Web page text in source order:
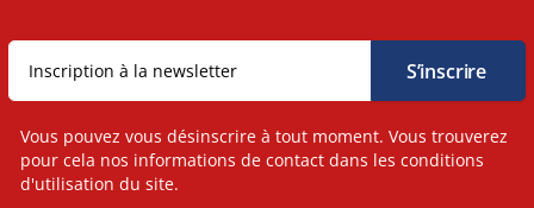
Vous pouvez vous désinscrire à tout moment. Vous trouverez
pour cela nos informations de contact dans les conditions
d'utilisation du site.